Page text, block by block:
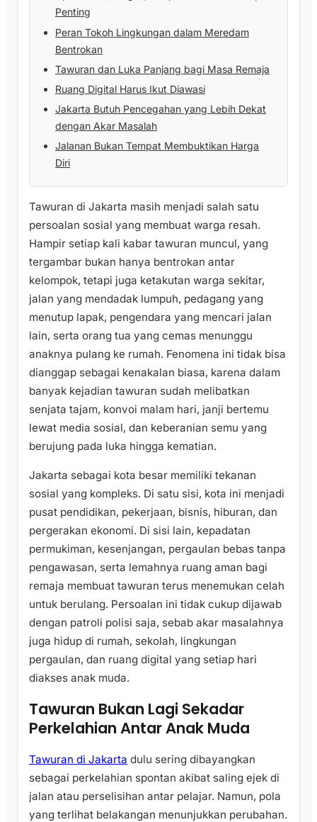
Penting
Peran Tokoh Lingkungan dalam Meredam
Bentrokan
Tawuran dan Luka Panjang bagi Masa Remaja
Ruang Digital Harus Ikut Diawasi
Jakarta Butuh Pencegahan yang Lebih Dekat
dengan Akar Masalah
Jalanan Bukan Tempat Membuktikan Harga
Diri
Tawuran di Jakarta masih menjadi salah satu
persoalan sosial yang membuat warga resah.
Hampir setiap kali kabar tawuran muncul, yang
tergambar bukan hanya bentrokan antar
kelompok, tetapi juga ketakutan warga sekitar,
jalan yang mendadak lumpuh, pedagang yang
menutup lapak, pengendara yang mencari jalan
lain, serta orang tua yang cemas menunggu
anaknya pulang ke rumah. Fenomena ini tidak bisa
dianggap sebagai kenakalan biasa, karena dalam
banyak kejadian tawuran sudah melibatkan
senjata tajam, konvoi malam hari, janji bertemu
lewat media sosial, dan keberanian semu yang
berujung pada luka hingga kematian.
Jakarta sebagai kota besar memiliki tekanan
sosial yang kompleks. Di satu sisi, kota ini menjadi
pusat pendidikan, pekerjaan, bisnis, hiburan, dan
pergerakan ekonomi. Di sisi lain, kepadatan
permukiman, kesenjangan, pergaulan bebas tanpa
pengawasan, serta lemahnya ruang aman bagi
remaja membuat tawuran terus menemukan celah
untuk berulang. Persoalan ini tidak cukup dijawab
dengan patroli polisi saja, sebab akar masalahnya
juga hidup di rumah, sekolah, lingkungan
pergaulan, dan ruang digital yang setiap hari
diakses anak muda.
Tawuran Bukan Lagi Sekadar
Perkelahian Antar Anak Muda
Tawuran di Jakarta dulu sering dibayangkan
sebagai perkelahian spontan akibat saling ejek di
jalan atau perselisihan antar pelajar. Namun, pola
yang terlihat belakangan menunjukkan perubahan.